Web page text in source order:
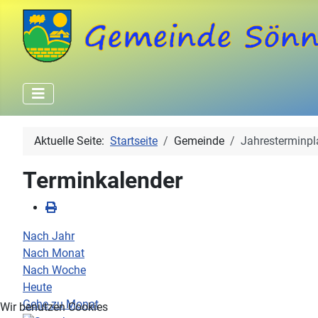
Aktuelle Seite: Startseite Gemeinde
Terminkalender
Nach Jahr
Nach Monat
Nach Woche
Heute
Gehe zu Monat
Wir benutzen Cookies